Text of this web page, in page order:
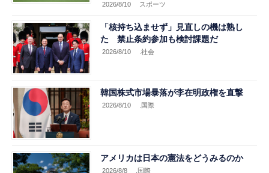
2026/8/10 スポーツ
「核持ち込ませず」見直しの機は熟し
た 禁止条約参加も検討課題だ
2026/8/10 .社会
韓国株式市場暴落が李在明政権を直撃
2026/8/10 .国際
アメリカは日本の憲法をどうみるのか
2026/8/8 .国際